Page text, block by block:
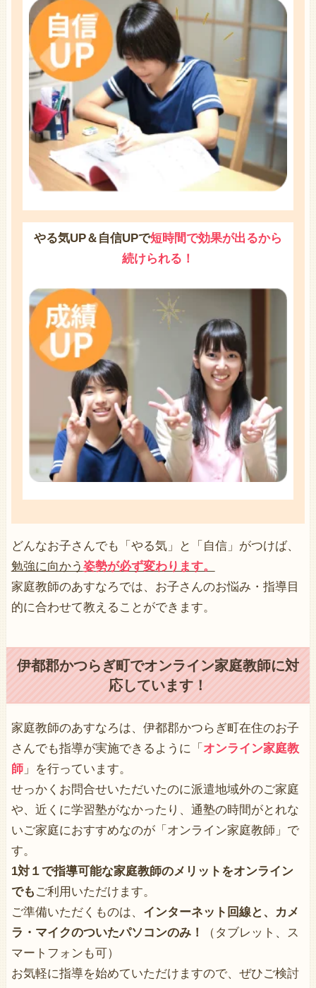
やる気UP＆自信UPで短時間で効果が出るから
続けられる！
どんなお子さんでも「 やる気」と「 自信」がつけば、
勉強に向かう 姿勢が必ず変わります。
家庭教師のあすなろでは、お子さんのお悩み・指導目
的に合わせて教えることができます。
伊都郡かつらぎ町でオンライン家庭教師に対
応しています！
家庭教師のあすなろは、伊都郡かつらぎ町在住のお子
さんでも指導が実施できるように「 オンライン家庭教
師」を行っています。
せっかくお問合せいただいたのに派遣地域外のご家庭
や、近くに学習塾がなかったり、通塾の時間がとれな
いご家庭におすすめなのが「オンライン家庭教師」で
す。
1対１で指導可能な家庭教師のメリットをオンライン
でも ご利用いただけます。
ご準備いただくものは、 インターネット回線と、カメ
ラ・マイクのついたパソコンのみ！
（タブレット、ス
マートフォンも可）
お気軽に指導を始めていただけますので、ぜひご検討